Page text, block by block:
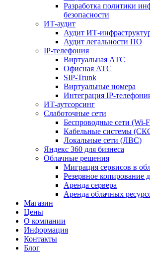
Разработка политики
безопасности
ИТ-аудит
Аудит ИТ-
Аудит легальности ПО
IP-телефония
Виртуальная АТС
Офисная АТС
SIP-Trunk
Виртуальные номера
Интеграция IP-
ИТ-аутсорсинг
Слаботочные сети
Беспроводные сети (Wi-
Кабельные системы
Локальные сети (ЛВС)
Яндекс 360 для бизнеса
Облачные решения
Миграция сервисов в
Резервное копирование
Аренда сервера
Аренда облачных
Магазин
Цены
О компании
Информация
Контакты
Блог